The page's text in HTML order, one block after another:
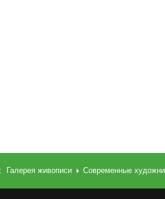
Галерея живописи Современные